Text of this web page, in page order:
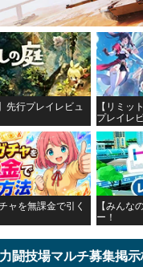
先行プレイレビュ
【リミッ
プレイレ
ャを無課金で引く
【みんな
ー！
闘技場マルチ募集掲示